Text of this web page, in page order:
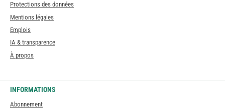
Protections des données
Mentions légales
Emplois
IA & transparence
À propos
INFORMATIONS
Abonnement